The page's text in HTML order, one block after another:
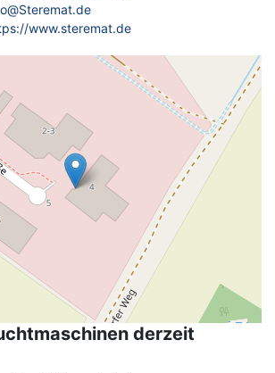
www.steremat.de
derzeit